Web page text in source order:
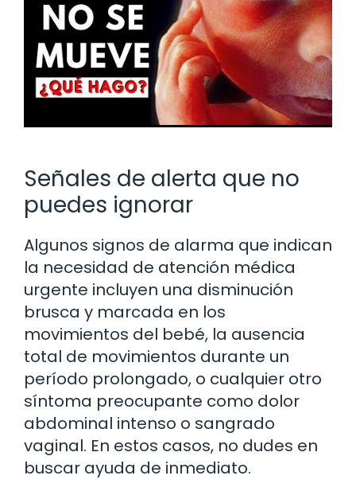
Señales de alerta que no
puedes ignorar
Algunos signos de alarma que indican
la necesidad de atención médica
urgente incluyen una disminución
brusca y marcada en los
movimientos del bebé, la ausencia
total de movimientos durante un
período prolongado, o cualquier otro
síntoma preocupante como dolor
abdominal intenso o sangrado
vaginal. En estos casos, no dudes en
buscar ayuda de inmediato.